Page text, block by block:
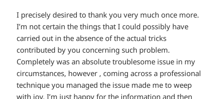
I precisely desired to thank you very much once more.
I’m not certain the things that I could possibly have
carried out in the absence of the actual tricks
contributed by you concerning such problem.
Completely was an absolute troublesome issue in my
circumstances, however , coming across a professional
technique you managed the issue made me to weep
with joy. I’m just happy for the information and then